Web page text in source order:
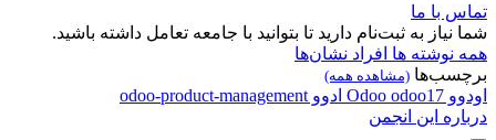
تماس با ما
شما نیاز به ثبت‌نام دارید تا بتوانید با جامعه تعامل داشته باشید.
همه نوشته ها افراد نشان‌ها
برچسب‌ها (مشاهده همه)
اودوو Odoo odoo17 ادوو odoo-product-management
درباره این انجمن